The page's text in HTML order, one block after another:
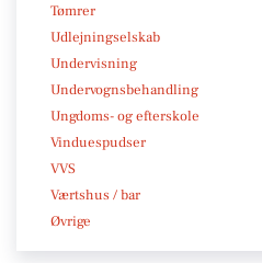
Tømrer
Udlejningselskab
Undervisning
Undervognsbehandling
Ungdoms- og efterskole
Vinduespudser
VVS
Værtshus / bar
Øvrige